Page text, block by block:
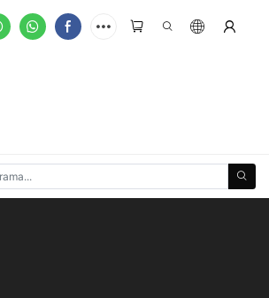
Özelleştirilmiş Siparişler new